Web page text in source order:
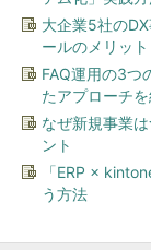
大企業5社の
ールのメリット
FAQ運用の3つ
たアプローチ
なぜ新規事業
ント
「ERP ×
う方法